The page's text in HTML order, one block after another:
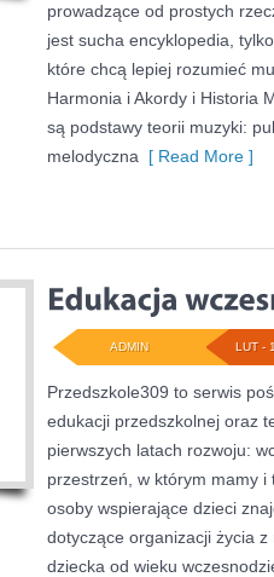
prowadzące od prostych
jest sucha encyklopedia,
które chcą lepiej rozumieć
Harmonia i Akordy i Historia
są podstawy teorii muzyki:
melodyczna [ Read More ]
LUT -
ADMIN
Przedszkole309 to serwis
edukacji przedszkolnej oraz
pierwszych latach rozwoju:
przestrzeń, w którym mamy i
osoby wspierające dzieci
dotyczące organizacji życia
dziecka od wieku